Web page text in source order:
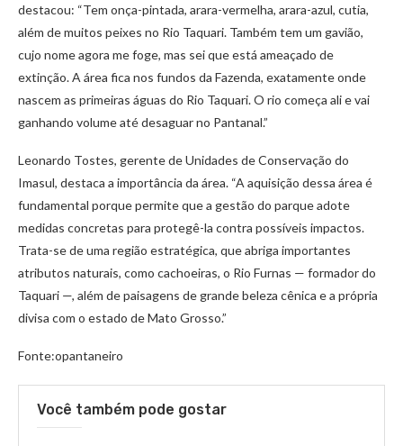
destacou: “Tem onça-pintada, arara-vermelha, arara-azul, cutia,
além de muitos peixes no Rio Taquari. Também tem um gavião,
cujo nome agora me foge, mas sei que está ameaçado de
extinção. A área fica nos fundos da Fazenda, exatamente onde
nascem as primeiras águas do Rio Taquari. O rio começa ali e vai
ganhando volume até desaguar no Pantanal.”
Leonardo Tostes, gerente de Unidades de Conservação do
Imasul, destaca a importância da área. “A aquisição dessa área é
fundamental porque permite que a gestão do parque adote
medidas concretas para protegê-la contra possíveis impactos.
Trata-se de uma região estratégica, que abriga importantes
atributos naturais, como cachoeiras, o Rio Furnas — formador do
Taquari —, além de paisagens de grande beleza cênica e a própria
divisa com o estado de Mato Grosso.”
Fonte:opantaneiro
Você também pode gostar